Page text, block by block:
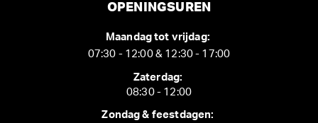
OPENINGSUREN
Maandag tot vrijdag:
07:30 - 12:00 & 12:30 - 17:00
Zaterdag:
08:30 - 12:00
Zondag & feestdagen: